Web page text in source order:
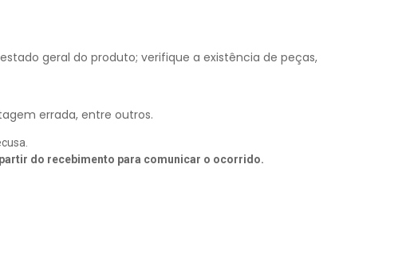
geral do produto; verifique a existência de peças,
errada, entre outros.
do recebimento para comunicar o ocorrido.